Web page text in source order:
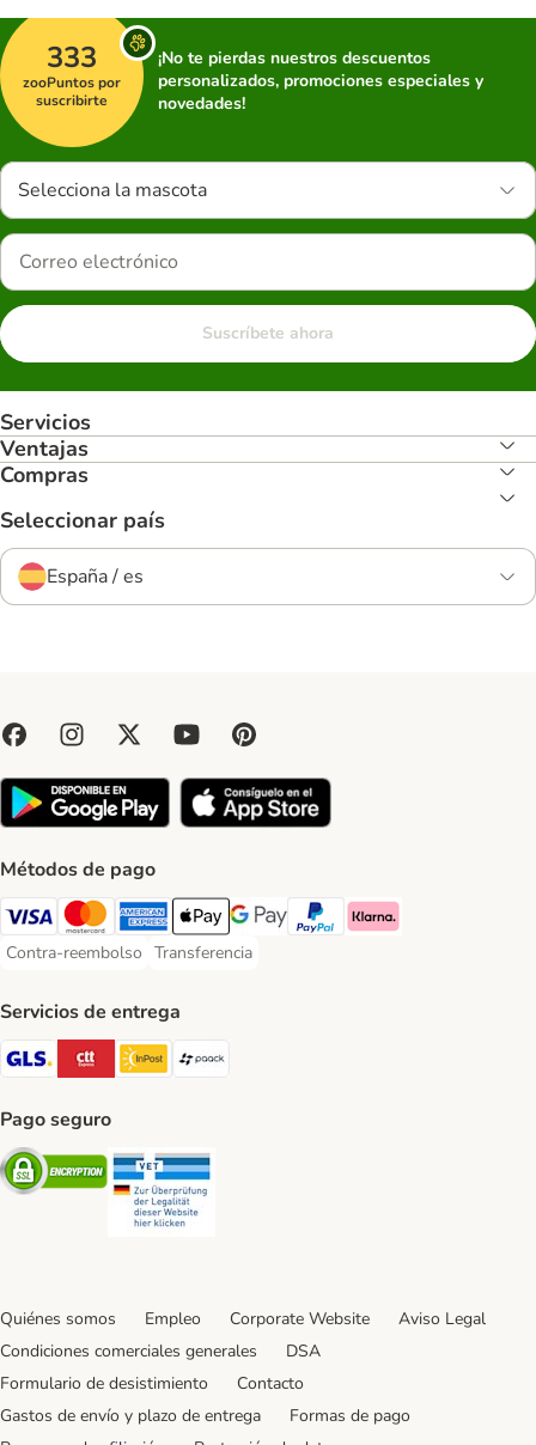
333
zooPuntos por
suscribirte
¡No te pierdas nuestros descuentos
personalizados, promociones especiales y
novedades!
Selecciona la mascota
Suscríbete ahora
Servicios
Ventajas
Compras
Seleccionar país
España / es
Métodos de pago
Visa Payment Method
Mastercard Payment Method
American Express Payment Method
Apple Pay Payment Method
Google Pay Payment Method
PayPal Payment Method
Klarna Payment Method
Contra-reembolso
Contra-reembolso Payment Method
Transferencia
Transferencia Payment Method
Servicios de entrega
GLS Shipping Method
CTTExpress Shipping Method
InPost Shipping Method
paack Shipping Method
Pago seguro
Security
Quiénes somos Empleo Corporate Website
Aviso Legal
Condiciones comerciales generales
DSA
Formulario de desistimiento
Contacto
Gastos de envío y plazo de entrega
Formas de pago